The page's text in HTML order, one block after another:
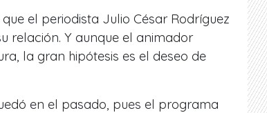
el periodista Julio César Rodríguez
relación. Y aunque el animador
la gran hipótesis es el deseo de
en el pasado, pues el programa